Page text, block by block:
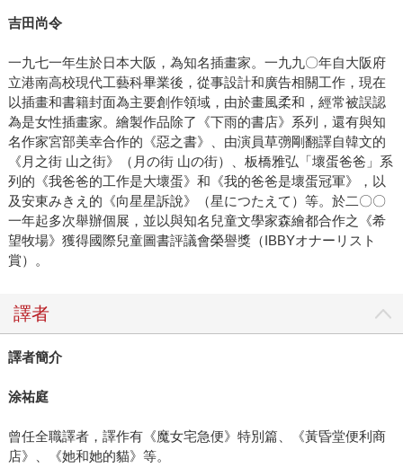
吉田尚令
一九七一年生於日本大阪，為知名插畫家。一九九〇年自大阪府
立港南高校現代工藝科畢業後，從事設計和廣告相關工作，現在
以插畫和書籍封面為主要創作領域，由於畫風柔和，經常被誤認
為是女性插畫家。繪製作品除了《下雨的書店》系列，還有與知
名作家宮部美幸合作的《惡之書》、由演員草彅剛翻譯自韓文的
《月之街 山之街》（月の街 山の街）、板橋雅弘「壞蛋爸爸」系
列的《我爸爸的工作是大壞蛋》和《我的爸爸是壞蛋冠軍》，以
及安東みきえ的《向星星訴說》（星につたえて）等。於二〇〇
一年起多次舉辦個展，並以與知名兒童文學家森繪都合作之《希
望牧場》獲得國際兒童圖書評議會榮譽獎（IBBYオナーリスト
賞）。
譯者
譯者簡介
涂祐庭
曾任全職譯者，譯作有《魔女宅急便》特別篇、《黃昏堂便利商
店》、《她和她的貓》等。